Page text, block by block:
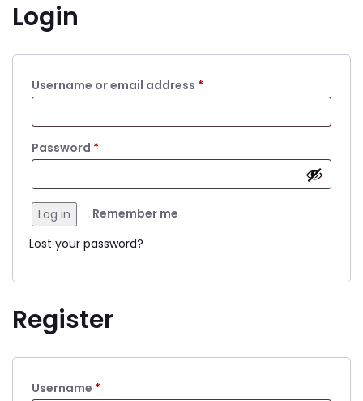
Login
Username or email address *
Password *
Remember me
Log in
Lost your password?
Register
Username *